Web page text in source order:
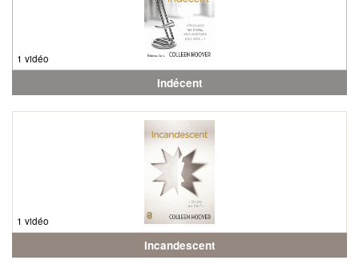
1 vidéo
Indécent
1 vidéo
Incandescent